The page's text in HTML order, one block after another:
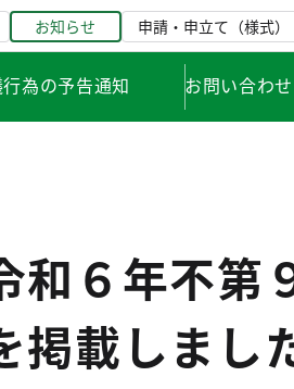
お知らせ 申請・申立て（様式）
為の予告通知 お問い合わせ
和６年不第
載しまし